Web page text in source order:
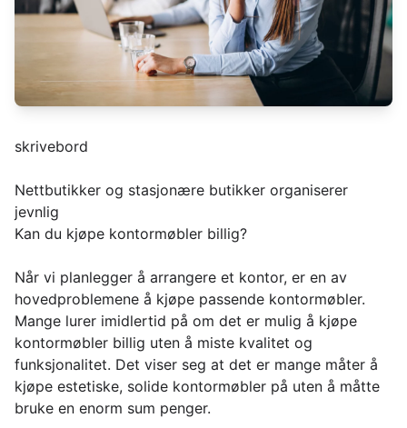
skrivebord
Nettbutikker og stasjonære butikker organiserer
jevnlig
Kan du kjøpe kontormøbler billig?
Når vi planlegger å arrangere et kontor, er en av
hovedproblemene å kjøpe passende kontormøbler.
Mange lurer imidlertid på om det er mulig å kjøpe
kontormøbler billig uten å miste kvalitet og
funksjonalitet. Det viser seg at det er mange måter å
kjøpe estetiske, solide kontormøbler på uten å måtte
bruke en enorm sum penger.